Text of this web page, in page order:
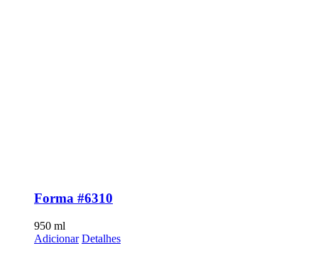
Forma #6310
950 ml
Adicionar Detalhes